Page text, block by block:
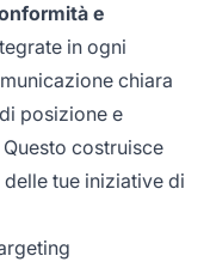
e
in ogni
chiara
posizione e
costruisce
tue iniziative di